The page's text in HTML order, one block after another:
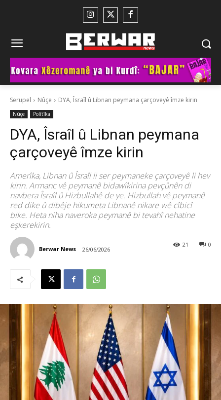
Serupel Nûçe DYA, Îsraîl û Libnan peymana çarçoveyê îmze kirin
Nûçe Polîtîka
DYA, Îsraîl û Libnan peymana
çarçoveyê îmze kirin
Amerîka, Libnan û Îsraîl li ser peymaneke çarçoveyê li hev
kirin. Armanc vê peymanê bidawîkirina pevçûnên di
navbera Îsraîl û Hizbullahê de ye. Hizbullah vê peymanê
red dike û dibêje hikumeta Libnanê nikare wê cîbicî
bike. Heta niha naveroka peymanê bi tevahî nehatine
eşkerekirin.
Berwar News 26/06/2026
0
21